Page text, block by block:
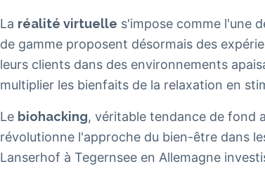
La réalité virtuelle s'impose comme l'une
de gamme proposent désormais des
leurs clients dans des environnements
multiplier les bienfaits de la relaxation en
Le biohacking, véritable tendance de fond
révolutionne l'approche du bien-être dans
Lanserhof à Tegernsee en Allemagne